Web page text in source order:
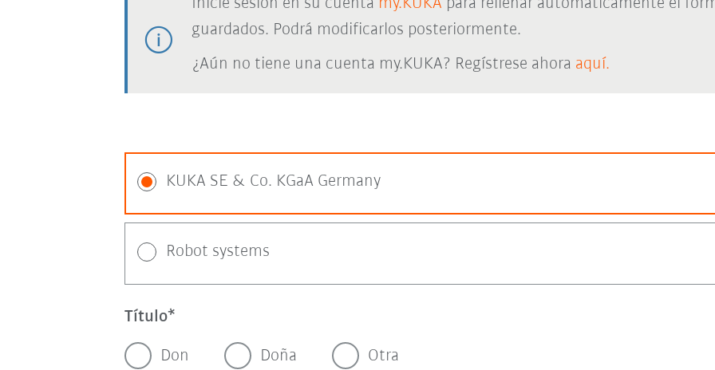
guardados. Podrá modificarlos posteriormente.
¿Aún no tiene una cuenta my.KUKA? Regístrese ahora aquí.
KUKA SE & Co. KGaA Germany
Robot systems
Título
Don Doña Otra